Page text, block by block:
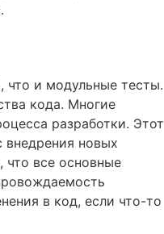
что и модульные тесты.
кода. Многие
разработки. Этот
внедрения новых
что все основные
в код, если что-то